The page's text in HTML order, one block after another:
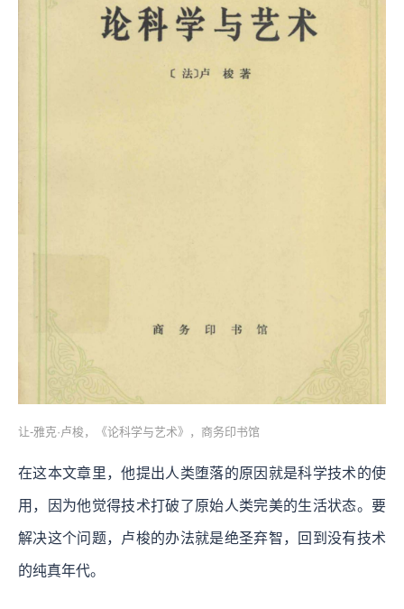
让-雅克·卢梭，《论科学与艺术》，商务印书馆
在这本文章里，他提出人类堕落的原因就是科学技术的使
用，因为他觉得技术打破了原始人类完美的生活状态。要
解决这个问题，卢梭的办法就是绝圣弃智，回到没有技术
的纯真年代。